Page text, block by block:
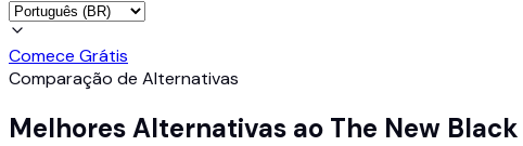
Comece Grátis
Comparação de Alternativas
Melhores Alternativas ao The New